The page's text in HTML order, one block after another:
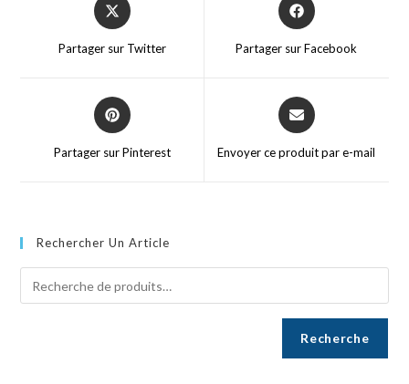
Partager sur Twitter Partager sur Facebook
Partager sur Pinterest Envoyer ce produit par e-mail
Rechercher Un Article
Recherche